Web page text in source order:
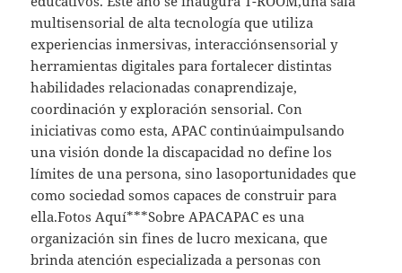
multisensorial de alta tecnología que utiliza
experiencias inmersivas, interacciónsensorial y
herramientas digitales para fortalecer distintas
habilidades relacionadas conaprendizaje,
coordinación y exploración sensorial. Con
iniciativas como esta, APAC continúaimpulsando
una visión donde la discapacidad no define los
límites de una persona, sino lasoportunidades que
como sociedad somos capaces de construir para
ella.Fotos Aquí***Sobre APACAPAC es una
organización sin fines de lucro mexicana, que
brinda atención especializada a personas con